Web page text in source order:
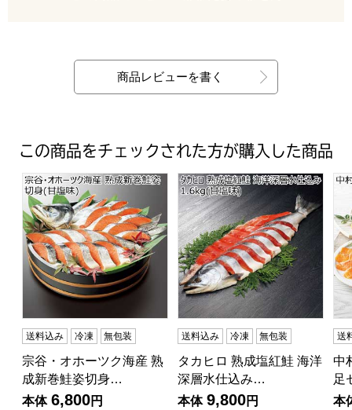
商品レビューを書く
この商品をチェックされた方が購入した商品
宗谷・オホーツク海産 熟成新巻鮭姿切身(甘塩味)【夏の贈
送料込み 冷凍 無包装
宗谷・オホーツク海産 熟
成新巻鮭姿切身…
本体 6,800円
タカヒロ 熟成塩紅鮭 海洋深
送料込み 冷凍 無包装
タカヒロ 熟成塩紅鮭 海洋
深層水仕込み…
本体 9,800円
中
送
中
足
本